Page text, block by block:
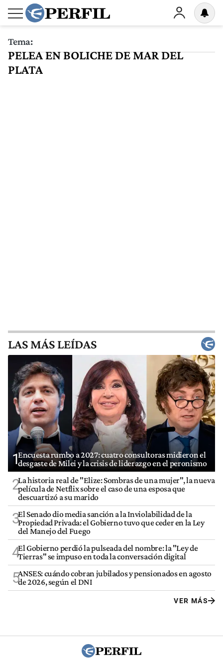
Tema:
PELEA EN BOLICHE DE MAR DEL
PLATA
LAS MÁS LEÍDAS
1Encuesta rumbo a 2027: cuatro consultoras midieron el
desgaste de Milei y la crisis de liderazgo en el peronismo
2La historia real de "Elize: Sombras de una mujer", la nueva
película de Netflix sobre el caso de una esposa que
descuartizó a su marido
3El Senado dio media sanción a la Inviolabilidad de la
Propiedad Privada: el Gobierno tuvo que ceder en la Ley
del Manejo del Fuego
4El Gobierno perdió la pulseada del nombre: la "Ley de
Tierras" se impuso en toda la conversación digital
5ANSES: cuándo cobran jubilados y pensionados en agosto
de 2026, según el DNI
VER MÁS